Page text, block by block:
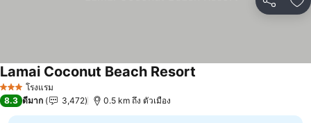
แชร์ เ
3 ดาว โรงแรม
Lamai Coconut Beach Resort
8.3 ดีมาก 3,472 0.5 km ถึง ตัวเมือง